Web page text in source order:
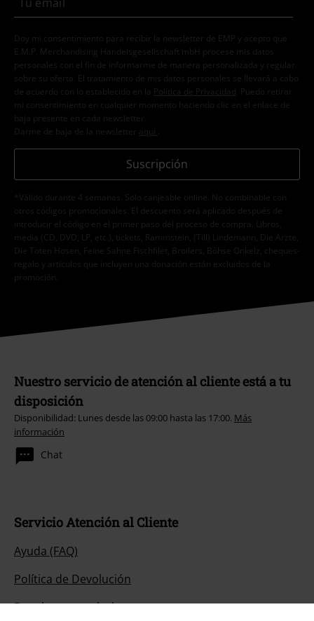
Doy mi consentimiento para recibir la newsletter de EMP y acepto que
E.M.P. Merchandising Handelsgesellschaft mbH procese mis datos
personales con el fin de informarme de manera personalizada y regular
sobre su oferta. El tratamiento de mis datos personales se llevará a cabo
de acuerdo con lo establecido en la
Política de Privacidad . Puedo retirar
mi consentimiento en cualquier momento haciendo clic en el enlace de
baja presente en cada newsletter.
Darme de baja de la newsletter
aquí
Suscripción
*Válido durante 4 semanas. Solo canjeable online. No combinable con
otros códigos promocionales. El descuento será aplicado después de
introducir el código en el primer paso del proceso de compra. Libros,
media (CD, DVD, LP, etc.), tickets, Rammstein, (Till) Lindemann, Die Ärzte,
Die Toten Hosen, Feine Sahne Fischfilet, Broilers, Böhse Onkelz, cheques-
regalo y artículos que incluyen una donación están excluidos de la
promoción.
Nuestro servicio de atención al cliente está a tu
disposición
Disponibilidad: Lunes desde las 09:00 hasta las 17:00. Más
información
Chat
Servicio Atención al Cliente
Ayuda (FAQ)
Política de Devolución
Devolver un artículo